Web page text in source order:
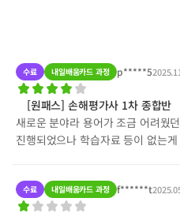
수료 내일배움카드 과정 p*****5
[원패스] 손해평가사 1차 종합반
새로운 분야라 용어가 조금 어려웠
진행되었으나 학습자료 등이 없는
수료 내일배움카드 과정 f******t